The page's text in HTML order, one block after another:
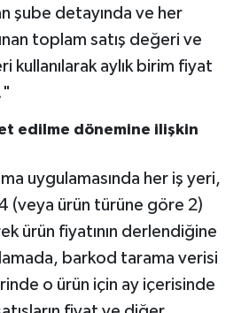
şube detayında ve her
toplam satış değeri ve
kullanılarak aylık birim fiyat
edilme dönemine ilişkin
uygulamasında her iş yeri,
(veya ürün türüne göre 2)
ürün fiyatının derlendiğine
barkod tarama verisi
o ürün için ay içerisinde